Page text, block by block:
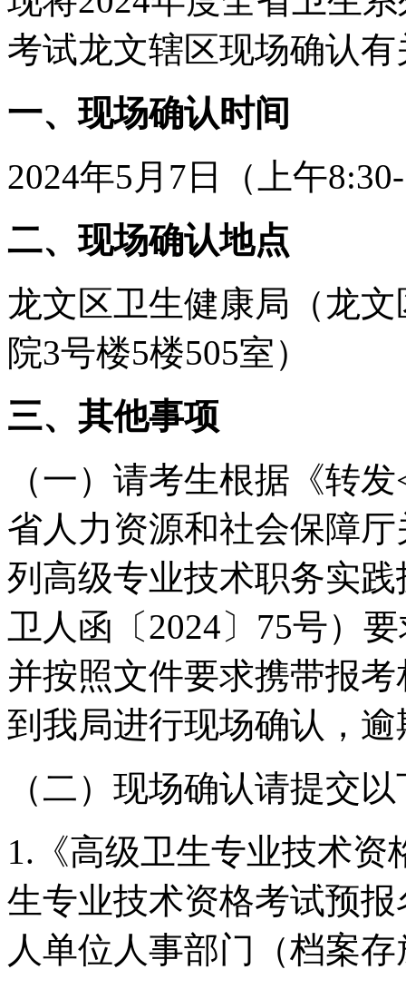
考试龙文辖区现场确认
一、现场确认时间
2024年5月7日（上午
二、现场确认地点
龙文区卫生健康局（龙
院3号楼5楼505室）
三、其他事项
（一）请考生根据《转
省人力资源和社会保障
列高级专业技术职务实
卫人函〔2024〕75号）
并按照文件要求携带报
到我局进行现场确认，
（二）现场确认请提交
1.《高级卫生专业技术
生专业技术资格考试预
人单位人事部门（档案